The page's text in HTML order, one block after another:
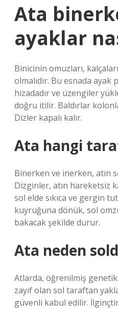
Ata
ayaklar
Binicinin omuzları,
olmalıdır. Bu esnada ayak
hizadadır ve üzengiler
doğru itilir. Baldırlar
Dizler kapalı kalır.
Ata hangi
Binerken ve inerken, atın
Dizginler, atın hareketsiz
sol elde sıkıca ve gergin
kuyruğuna dönük, sol
bakacak şekilde durur.
Ata neden
Atlarda, öğrenilmiş genetik
zayıf olan sol taraftan
güvenli kabul edilir. İlginçtir